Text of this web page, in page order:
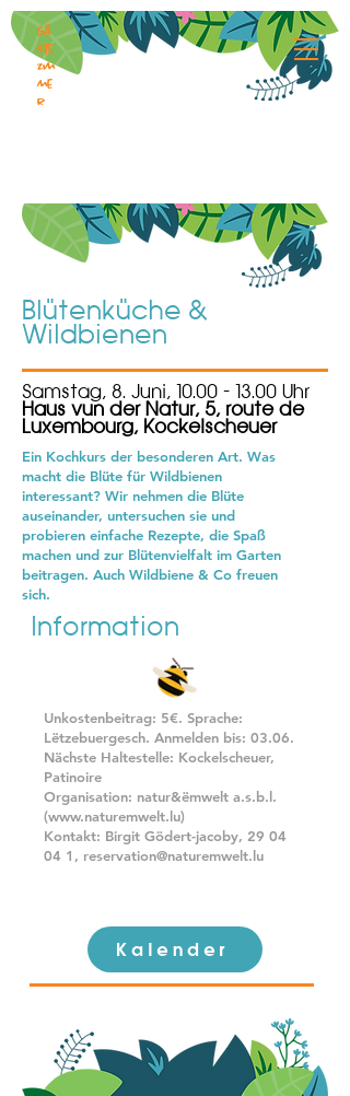
Gä
ste
zim
me
r
Blütenküche &
Wildbienen
Samstag, 8. Juni, 10.00 - 13.00 Uhr
Haus vun der Natur, 5, route de
Luxembourg, Kockelscheuer
Ein Kochkurs der besonderen Art. Was
macht die Blüte für Wildbienen
interessant? Wir nehmen die Blüte
auseinander, untersuchen sie und
probieren einfache Rezepte, die Spaß
machen und zur Blütenvielfalt im Garten
beitragen. Auch Wildbiene & Co freuen
sich.
Information
Unkostenbeitrag: 5€. Sprache:
Lëtzebuergesch. Anmelden bis: 03.06.
Nächste Haltestelle: Kockelscheuer,
Patinoire
Organisation: natur&ëmwelt a.s.b.l.
(www.naturemwelt.lu)
Kontakt: Birgit Gödert-jacoby, 29 04
04 1 , reservation@naturemwelt.lu
Kalender